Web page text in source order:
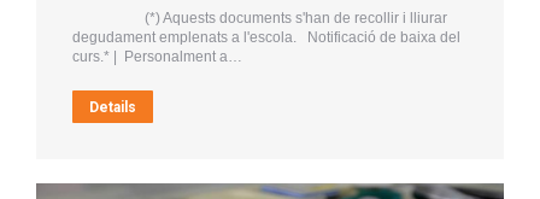
(*) Aquests documents s'han de recollir i lliurar
degudament emplenats a l'escola. Notificació de baixa del
curs.* | Personalment a…
Details